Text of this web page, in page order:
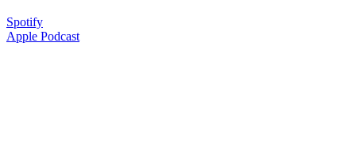
Spotify
Apple Podcast